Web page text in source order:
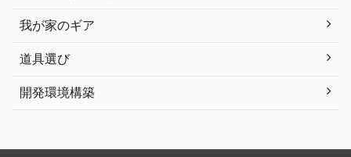
我が家のギア
道具選び
開発環境構築